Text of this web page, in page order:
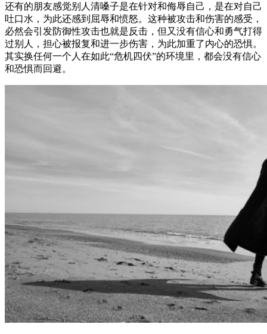
还有的朋友感觉别人清嗓子是在针对和侮辱自己，是在对自己
吐口水，为此还感到屈辱和愤怒。这种被攻击和伤害的感受，
必然会引发防御性攻击也就是反击，但又没有信心和勇气打得
过别人，担心被报复和进一步伤害，为此加重了内心的恐惧。
其实换任何一个人在如此“危机四伏”的环境里，都会没有信心
和恐惧而回避。